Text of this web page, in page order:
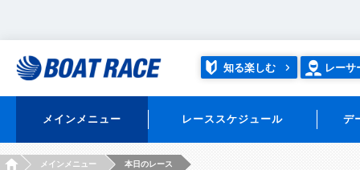
知る楽しむ レーサ
メインメニュー レーススケジュール デ
HOMEメインメニュー 本日のレース